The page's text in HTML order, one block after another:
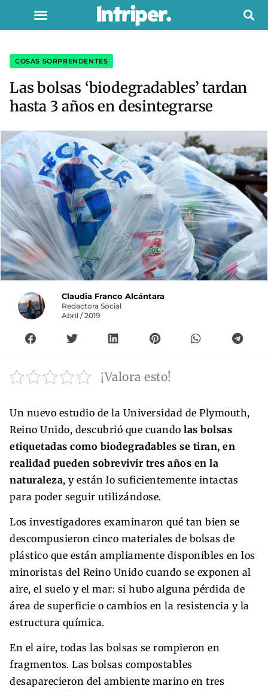
COSAS SORPRENDENTES
Las bolsas ‘biodegradables’ tardan
hasta 3 años en desintegrarse
Claudia Franco Alcántara
Redactora Social
Abril / 2019
¡Valora esto!
Un nuevo estudio de la Universidad de Plymouth,
Reino Unido, descubrió que cuando las bolsas
etiquetadas como biodegradables se tiran, en
realidad pueden sobrevivir tres años en la
naturaleza, y están lo suficientemente intactas
para poder seguir utilizándose.
Los investigadores examinaron qué tan bien se
descompusieron cinco materiales de bolsas de
plástico que están ampliamente disponibles en los
minoristas del Reino Unido cuando se exponen al
aire, el suelo y el mar: si hubo alguna pérdida de
área de superficie o cambios en la resistencia y la
estructura química.
En el aire, todas las bolsas se rompieron en
fragmentos. Las bolsas compostables
desaparecieron del ambiente marino en tres